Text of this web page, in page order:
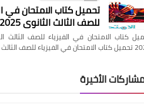
تحميل كتاب الامتحان في
للصف الثالث الثانوي 2025 - 2026
للصف الثالث الثانوي 2…
الأخيرة